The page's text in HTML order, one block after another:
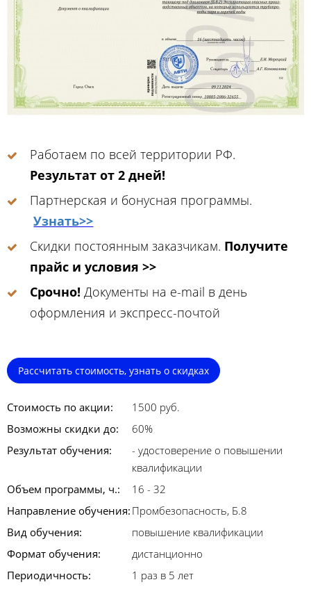
Работаем по всей территории РФ.
Результат от 2 дней!
Партнерская и бонусная программы.
Узнать>>
Скидки постоянным заказчикам. Получите
прайс и условия >>
Срочно! Документы на e-mail в день
оформления и экспресс-почтой
Рассчитать стоимость, узнать о скидках
Стоимость по акции:
1500 руб.
Возможны скидки до:
60%
Результат обучения:
- удостоверение о повышении
квалификации
Объем программы, ч.:
16 - 32
Направление обучения: Промбезопасность, Б.8
Вид обучения:
повышение квалификации
Формат обучения:
дистанционно
Периодичность:
1 раз в 5 лет